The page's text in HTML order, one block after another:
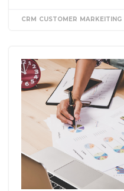
CRM CUSTOMER MARKEITING